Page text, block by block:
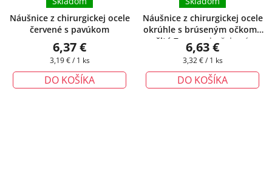
Náušnice z chirurgickej ocele
červené s pavúkom
6,37 €
Jednotková
3,19 € / 1 ks
DO KOŠÍKA
Náušnice z chirurgickej ocele
okrúhle s brúseným očkom -
žlté 7 mm+ darčeková
krabička zadarmo
6,63 €
Jednotková
3,32 € / 1 ks
DO KOŠÍKA